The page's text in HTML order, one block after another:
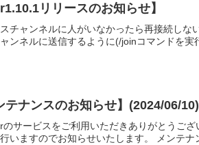
リリースのお知らせ】
チャンネルに人がいなかったら再接続し
ンネルに送信するように(/joinコマンドを
テナンスのお知らせ】(2024/06/10)
サービスをご利用いただきありがとうご
いますのでお知らせいたします。 メンテ